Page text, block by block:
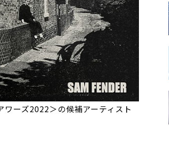
ーズ2022＞の候補アーティスト